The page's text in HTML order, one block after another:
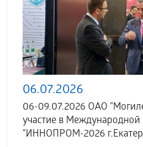
06.07.2026
06-09.07.2026 ОАО
участие в Международной
"ИННОПРОМ-2026